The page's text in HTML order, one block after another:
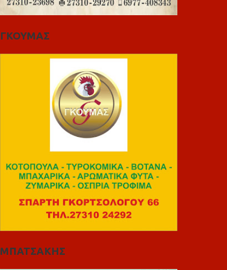
ΓΚΟΥΜΑΣ
ΜΠΑΤΣΑΚΗΣ